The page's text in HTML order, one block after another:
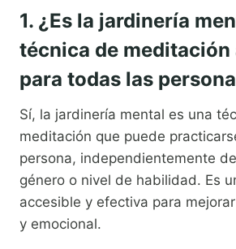
1. ¿Es la jardinería
técnica de meditación
para todas las
Sí, la jardinería mental es una
meditación que puede
persona, independientemente
género o nivel de habilidad. Es
accesible y efectiva para
y emocional.